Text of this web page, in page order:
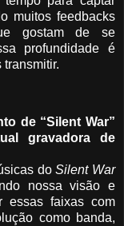
muitos feedbacks
gostam de se
profundidade é
de “Silent War”
gravadora de
doSilent War
nossa visão e
essas faixas com
como banda,